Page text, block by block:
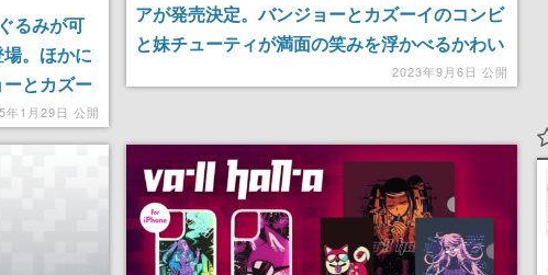
るみが可
。ほかに
とカズー
ッズも
年1月29日 公開
アが発売決定。バンジョーとカズーイのコンビ
と妹チューティが満面の笑みを浮かべるかわい
い出来栄えで、11月より販売が開始される予定
2023年9月6日 公開